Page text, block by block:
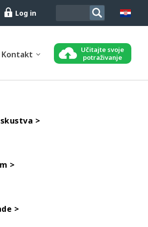
Log in
Kontakt
Učitajte svoje
potraživanje
>
>
>